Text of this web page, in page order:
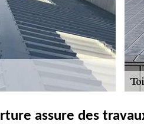
assure des